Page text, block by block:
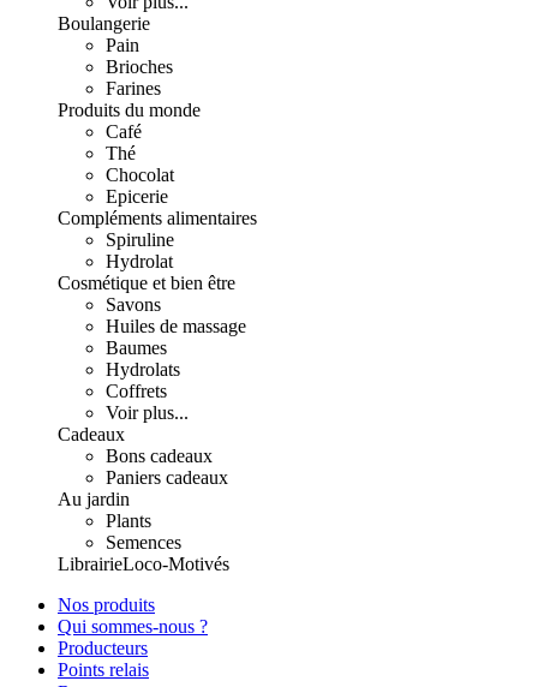
Boulangerie
Pain
Brioches
Farines
Produits du monde
Café
Thé
Chocolat
Epicerie
Compléments alimentaires
Spiruline
Hydrolat
Cosmétique et bien être
Savons
Huiles de massage
Baumes
Hydrolats
Coffrets
Voir plus...
Cadeaux
Bons cadeaux
Paniers cadeaux
Au jardin
Plants
Semences
LibrairieLoco-Motivés
Nos produits
Qui sommes-nous ?
Producteurs
Points relais